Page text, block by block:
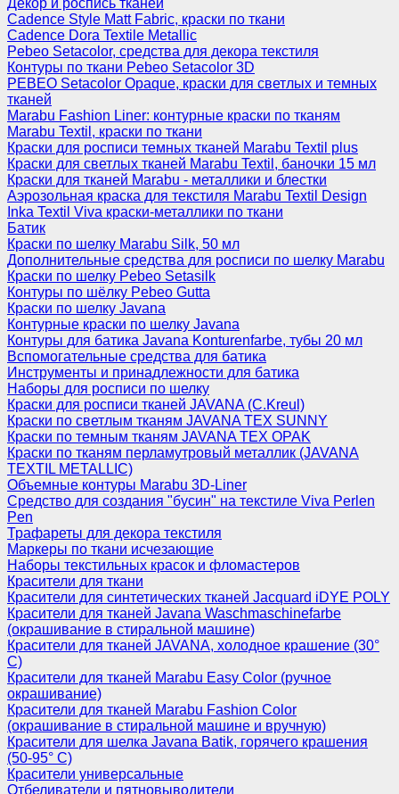
Декор и роспись тканей
Cadence Style Matt Fabric, краски по ткани
Cadence Dora Textile Metallic
Pebeo Setacolor, средства для декора текстиля
Контуры по ткани Pebeo Setacolor 3D
PEBEO Setacolor Opaque, краски для светлых и темных
тканей
Marabu Fashion Liner: контурные краски по тканям
Marabu Textil, краски по ткани
Краски для росписи темных тканей Marabu Textil plus
Краски для светлых тканей Marabu Textil, баночки 15 мл
Краски для тканей Marabu - металлики и блестки
Аэрозольная краска для текстиля Marabu Textil Design
Inka Textil Viva краски-металлики по ткани
Батик
Краски по шелку Marabu Silk, 50 мл
Дополнительные средства для росписи по шелку Marabu
Краски по шелку Pebeo Setasilk
Контуры по шёлку Pebeo Gutta
Краски по шелку Javana
Контурные краски по шелку Javana
Контуры для батика Javana Konturenfarbe, тубы 20 мл
Вспомогательные средства для батика
Инструменты и принадлежности для батика
Наборы для росписи по шелку
Краски для росписи тканей JAVANA (C.Kreul)
Краски по светлым тканям JAVANA TEX SUNNY
Краски по темным тканям JAVANA TEX OPAK
Краски по тканям перламутровый металлик (JAVANA
TEXTIL METALLIC)
Объемные контуры Marabu 3D-Liner
Средство для создания "бусин" на текстиле Viva Perlen
Pen
Трафареты для декора текстиля
Маркеры по ткани исчезающие
Наборы текстильных красок и фломастеров
Красители для ткани
Красители для синтетических тканей Jacquard iDYE POLY
Красители для тканей Javana Waschmaschinefarbe
(окрашивание в стиральной машине)
Красители для тканей JAVANA, холодное крашение (30°
С)
Красители для тканей Marabu Easy Color (ручное
окрашивание)
Красители для тканей Marabu Fashion Color
(окрашивание в стиральной машине и вручную)
Красители для шелка Javana Batik, горячего крашения
(50-95° С)
Красители универсальные
Отбеливатели и пятновыводители